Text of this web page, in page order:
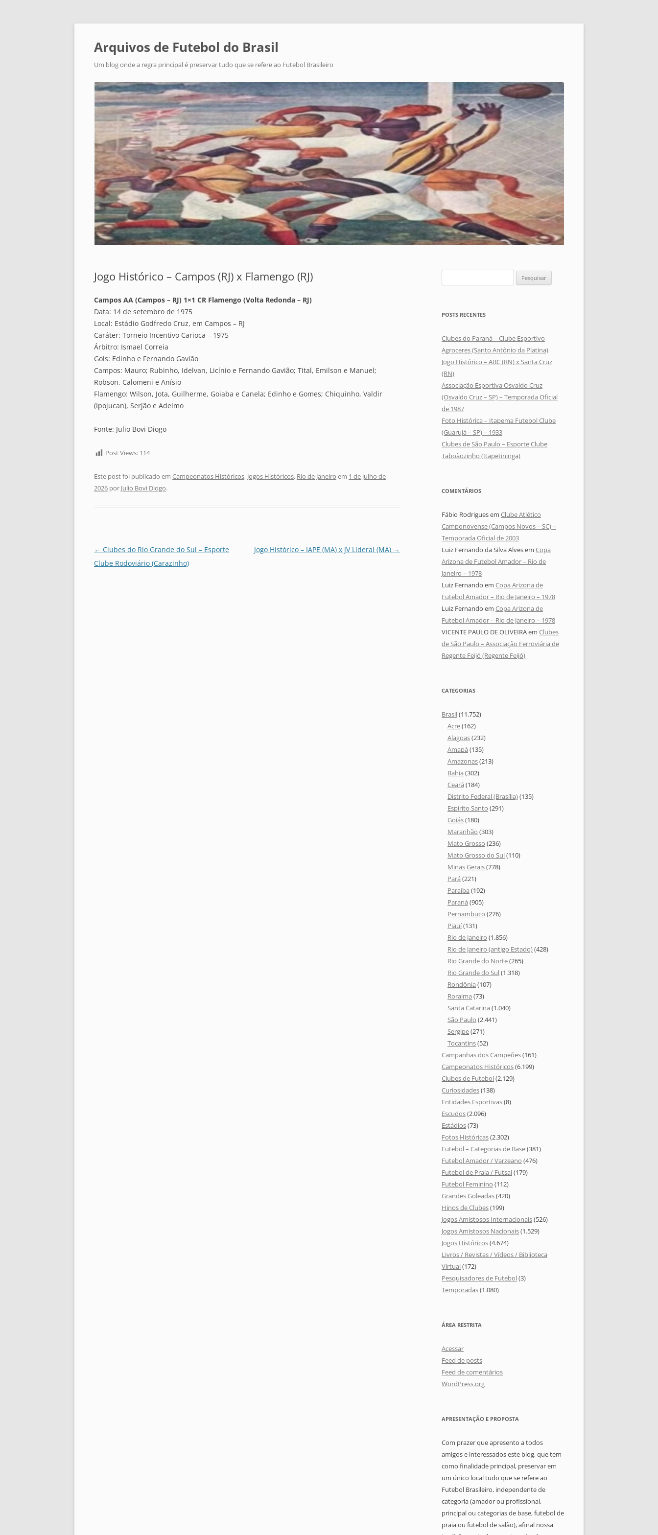
Arquivos de Futebol do Brasil
Um blog onde a regra principal é preservar tudo que se refere ao Futebol Brasileiro
Jogo Histórico – Campos (RJ) x Flamengo (RJ)
Campos AA (Campos – RJ) 1×1 CR Flamengo (Volta Redonda – RJ)
Data: 14 de setembro de 1975
Local: Estádio Godfredo Cruz, em Campos – RJ
Caráter: Torneio Incentivo Carioca – 1975
Árbitro: Ismael Correia
Gols: Edinho e Fernando Gavião
Campos: Mauro; Rubinho, Idelvan, Licínio e Fernando Gavião; Tital, Emilson e Manuel;
Robson, Calomeni e Anísio
Flamengo: Wilson, Jota, Guilherme, Goiaba e Canela; Edinho e Gomes; Chiquinho, Valdir
(Ipojucan), Serjão e Adelmo
Fonte: Julio Bovi Diogo
Post Views: 114
Este post foi publicado em Campeonatos Históricos, Jogos Históricos, Rio de Janeiro em 1 de julho de
2026 por Julio Bovi Diogo.
Navegação
de
← Clubes do Rio Grande do Sul – Esporte
Clube Rodoviário (Carazinho)
Jogo Histórico – IAPE (MA) x JV Lideral (MA) →
por:
POSTS RECENTES
Clubes do Paraná – Clube Esportivo
Agroceres (Santo Antônio da Platina)
Jogo Histórico – ABC (RN) x Santa Cruz
(RN)
Associação Esportiva Osvaldo Cruz
(Osvaldo Cruz – SP) – Temporada Oficial
de 1987
Foto Histórica – Itapema Futebol Clube
(Guarujá – SP) – 1933
Clubes de São Paulo – Esporte Clube
Taboãozinho (Itapetininga)
COMENTÁRIOS
Fábio Rodriguesem Clube Atlético
Camponovense (Campos Novos – SC) –
Temporada Oficial de 2003
Luiz Fernando da Silva Alvesem Copa
Arizona de Futebol Amador – Rio de
Janeiro – 1978
Luiz Fernando em Copa Arizona de
Futebol Amador – Rio de Janeiro – 1978
Luiz Fernando em Copa Arizona de
Futebol Amador – Rio de Janeiro – 1978
VICENTE PAULO DE OLIVEIRAem Clubes
de São Paulo – Associação Ferroviária de
Regente Feijó (Regente Feijó)
CATEGORIAS
Brasil(11.752)
Acre(162)
Alagoas(232)
Amapá (135)
Amazonas(213)
Bahia (302)
Ceará (184)
Distrito Federal (Brasília)(135)
Espírito Santo (291)
Goiás(180)
Maranhão (303)
Mato Grosso (236)
Mato Grosso do Sul(110)
Minas Gerais(778)
Pará (221)
Paraíba (192)
Paraná (905)
Pernambuco (276)
Piauí(131)
Rio de Janeiro (1.856)
Rio de Janeiro (antigo Estado)(428)
Rio Grande do Norte(265)
Rio Grande do Sul(1.318)
Rondônia (107)
Roraima (73)
Santa Catarina (1.040)
São Paulo (2.441)
Sergipe(271)
Tocantins(52)
Campanhas dos Campeões(161)
Campeonatos Históricos(6.199)
Clubes de Futebol(2.129)
Curiosidades(138)
Entidades Esportivas(8)
Escudos(2.096)
Estádios(73)
Fotos Históricas(2.302)
Futebol – Categorias de Base(381)
Futebol Amador / Varzeano (476)
Futebol de Praia / Futsal(179)
Futebol Feminino (112)
Grandes Goleadas(420)
Hinos de Clubes(199)
Jogos Amistosos Internacionais(526)
Jogos Amistosos Nacionais(1.529)
Jogos Históricos(4.674)
Livros / Revistas / Vídeos / Biblioteca
Virtual(172)
Pesquisadores de Futebol(3)
Temporadas(1.080)
ÁREA RESTRITA
Acessar
Feed de posts
Feed de comentários
WordPress.org
APRESENTAÇÃO E PROPOSTA
Com prazer que apresento a todos
amigos e interessados este blog, que tem
como finalidade principal, preservar em
um único local tudo que se refere ao
Futebol Brasileiro, independente de
categoria (amador ou profissional,
principal ou categorias de base, futebol de
praia ou futebol de salão), afinal nossa